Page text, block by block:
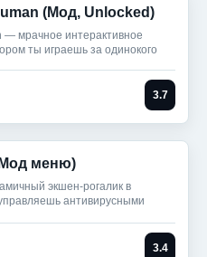
(Мод, Unlocked)
— мрачное интерактивное
ты играешь за одинокого
3.7
меню)
экшен-рогалик в
антивирусными
3.4